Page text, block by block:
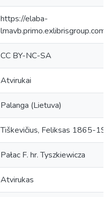
https://elaba-
CC BY-NC-SA
Atvirukai
Palanga (Lietuva)
Tiškevičius, Feliksas 1865-
Pałac F. hr. Tyszkiewicza
Atvirukas